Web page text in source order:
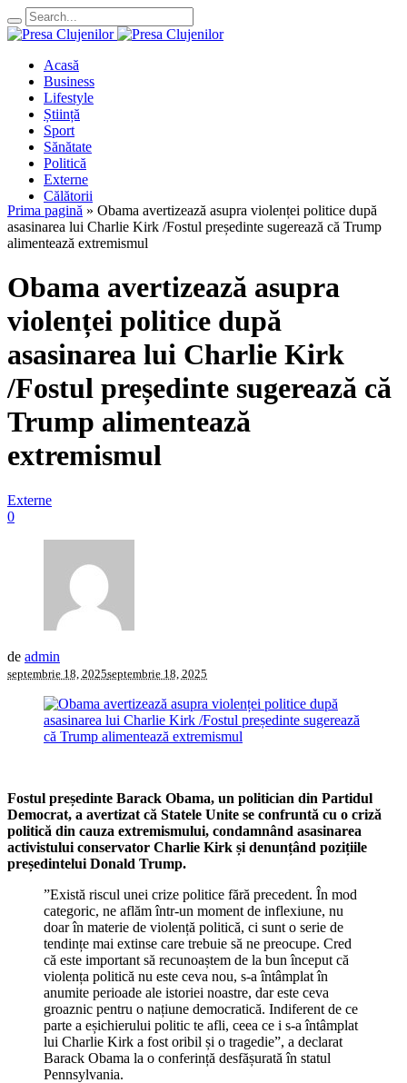
Acasă
Business
Lifestyle
Știință
Sport
Sănătate
Politică
Externe
Călătorii
Prima pagină » Obama avertizează asupra violenței politice după
asasinarea lui Charlie Kirk /Fostul președinte sugerează că Trump
alimentează extremismul
Obama avertizează asupra
violenței politice după
asasinarea lui Charlie Kirk
/Fostul președinte sugerează că
Trump alimentează
extremismul
Externe
0
de admin
septembrie 18, 2025septembrie 18, 2025
Fostul președinte Barack Obama, un politician din Partidul
Democrat, a avertizat că Statele Unite se confruntă cu o criză
politică din cauza extremismului, condamnând asasinarea
activistului conservator Charlie Kirk și denunțând pozițiile
președintelui Donald Trump.
”Există riscul unei crize politice fără precedent. În mod
categoric, ne aflăm într-un moment de inflexiune, nu
doar în materie de violență politică, ci sunt o serie de
tendințe mai extinse care trebuie să ne preocupe. Cred
că este important să recunoaștem de la bun început că
violența politică nu este ceva nou, s-a întâmplat în
anumite perioade ale istoriei noastre, dar este ceva
groaznic pentru o națiune democratică. Indiferent de ce
parte a eșichierului politic te afli, ceea ce i s-a întâmplat
lui Charlie Kirk a fost oribil și o tragedie”, a declarat
Barack Obama la o conferință desfășurată în statul
Pennsylvania.